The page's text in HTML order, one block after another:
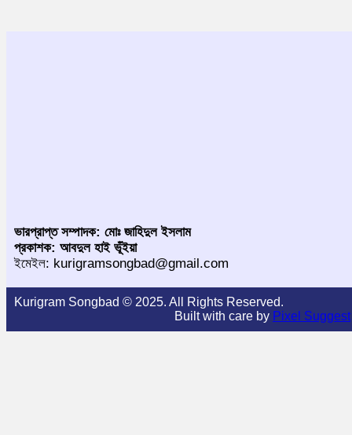
ভারপ্রাপ্ত সম্পাদক: মোঃ জাহিদুল ইসলাম
প্রকাশক: আবদুল হাই ভূঁইয়া
ইমেইল: kurigramsongbad@gmail.com
Kurigram Songbad © 2025. All Rights Reserved.
Built with care by Pixel Suggest